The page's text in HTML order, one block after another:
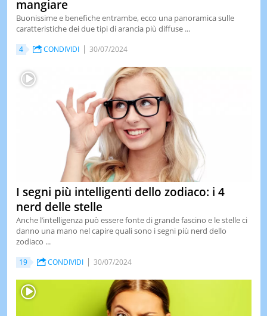
mangiare
Buonissime e benefiche entrambe, ecco una panoramica sulle
caratteristiche dei due tipi di arancia più diffuse ...
4 CONDIVIDI 30/07/2024
I segni più intelligenti dello zodiaco: i 4
nerd delle stelle
Anche l’intelligenza può essere fonte di grande fascino e le stelle ci
danno una mano nel capire quali sono i segni più nerd dello
zodiaco ...
19 CONDIVIDI 30/07/2024